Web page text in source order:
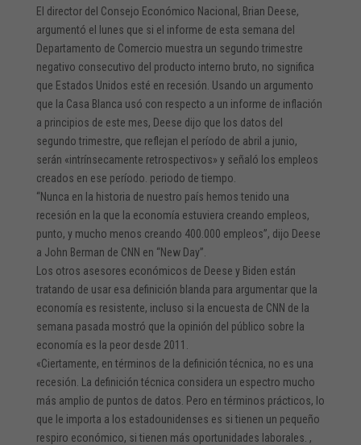
El director del Consejo Económico Nacional, Brian Deese,
argumentó el lunes que si el informe de esta semana del
Departamento de Comercio muestra un segundo trimestre
negativo consecutivo del producto interno bruto, no significa
que Estados Unidos esté en recesión. Usando un argumento
que la Casa Blanca usó con respecto a un informe de inflación
a principios de este mes, Deese dijo que los datos del
segundo trimestre, que reflejan el período de abril a junio,
serán «intrínsecamente retrospectivos» y señaló los empleos
creados en ese período. periodo de tiempo.
“Nunca en la historia de nuestro país hemos tenido una
recesión en la que la economía estuviera creando empleos,
punto, y mucho menos creando 400.000 empleos”, dijo Deese
a John Berman de CNN en “New Day”.
Los otros asesores económicos de Deese y Biden están
tratando de usar esa definición blanda para argumentar que la
economía es resistente, incluso si la encuesta de CNN de la
semana pasada mostró que la opinión del público sobre la
economía es la peor desde 2011.
«Ciertamente, en términos de la definición técnica, no es una
recesión. La definición técnica considera un espectro mucho
más amplio de puntos de datos. Pero en términos prácticos, lo
que le importa a los estadounidenses es si tienen un pequeño
respiro económico, si tienen más oportunidades laborales. ,